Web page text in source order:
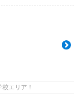
エリア！